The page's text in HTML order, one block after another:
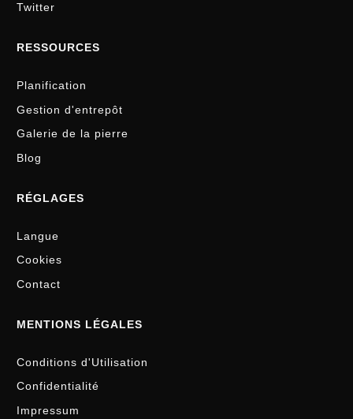
Twitter
RESSOURCES
Planification
Gestion d'entrepôt
Galerie de la pierre
Blog
RÉGLAGES
Langue
Cookies
Contact
MENTIONS LÉGALES
Conditions d'Utilisation
Confidentialité
Impressum